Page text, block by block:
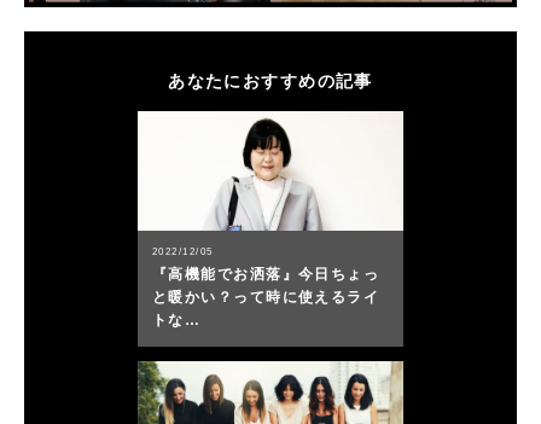
あなたにおすすめの記事
2022/12/05
『高機能でお洒落』今日ちょっ
と暖かい？って時に使えるライ
トな…